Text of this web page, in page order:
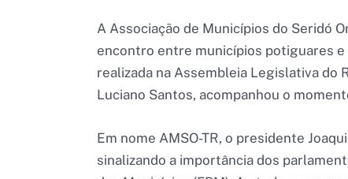
A Associação de Municípios do Seridó
encontro entre municípios potiguares
realizada na Assembleia Legislativa do
Luciano Santos, acompanhou o
Em nome AMSO-TR, o presidente
sinalizando a importância dos